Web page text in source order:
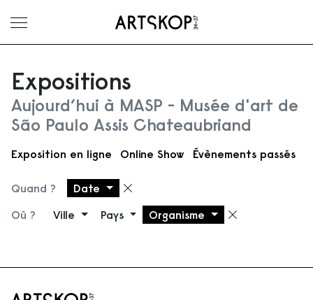
Ouvrir le menu
Expositions
Aujourd’hui à MASP - Musée d'art de
São Paulo Assis Chateaubriand
Exposition en ligne Online Show Évènements passés
Quand ? Date Supprimer le filtre
Où ? Ville Pays Organisme